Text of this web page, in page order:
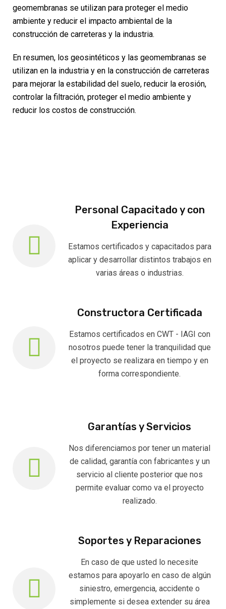
geomembranas se utilizan para proteger el medio
ambiente y reducir el impacto ambiental de la
construcción de carreteras y la industria.
En resumen, los geosintéticos y las geomembranas se
utilizan en la industria y en la construcción de carreteras
para mejorar la estabilidad del suelo, reducir la erosión,
controlar la filtración, proteger el medio ambiente y
reducir los costos de construcción.
Personal Capacitado y con
Experiencia
Estamos certificados y capacitados para
aplicar y desarrollar distintos trabajos en
varias áreas o industrias.
Constructora Certificada
Estamos certificados en CWT - IAGI con
nosotros puede tener la tranquilidad que
el proyecto se realizara en tiempo y en
forma correspondiente.
Garantías y Servicios
Nos diferenciamos por tener un material
de calidad, garantía con fabricantes y un
servicio al cliente posterior que nos
permite evaluar como va el proyecto
realizado.
Soportes y Reparaciones
En caso de que usted lo necesite
estamos para apoyarlo en caso de algún
siniestro, emergencia, accidente o
simplemente si desea extender su área